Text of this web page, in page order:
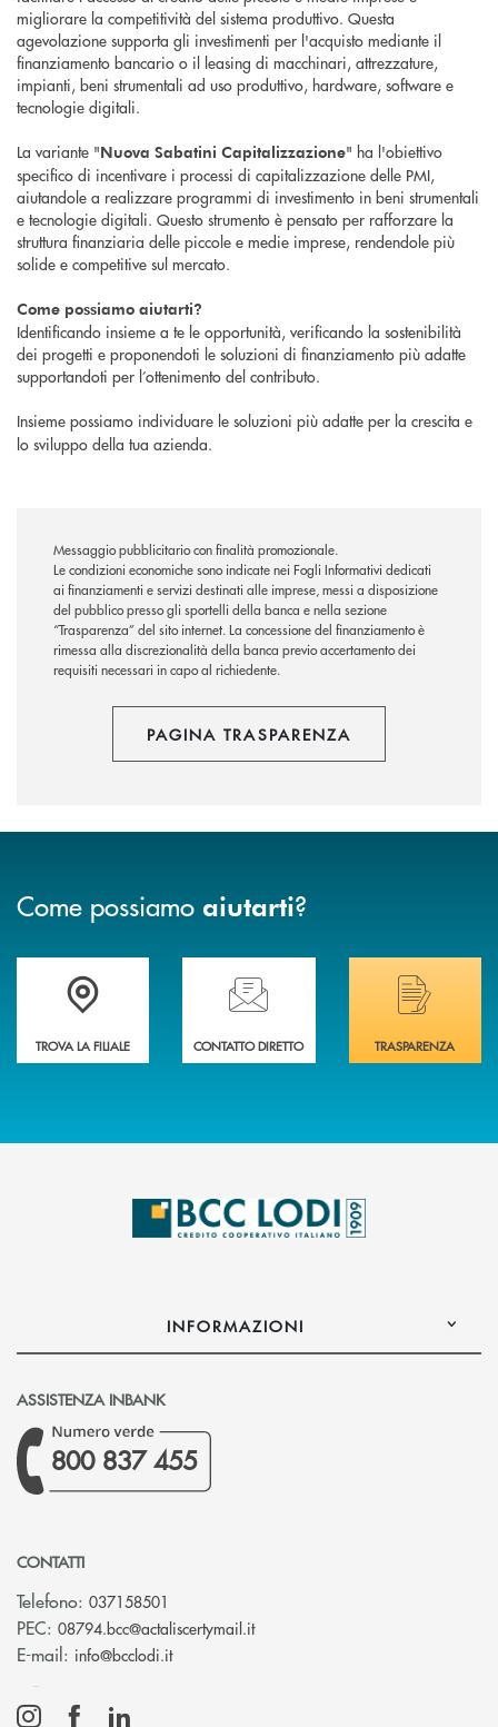
migliorare la competitività del sistema produttivo. Questa
agevolazione supporta gli investimenti per l'acquisto mediante il
finanziamento bancario o il leasing di macchinari, attrezzature,
impianti, beni strumentali ad uso produttivo, hardware, software e
tecnologie digitali.
La variante "Nuova Sabatini Capitalizzazione" ha l'obiettivo
specifico di incentivare i processi di capitalizzazione delle PMI,
aiutandole a realizzare programmi di investimento in beni strumentali
e tecnologie digitali. Questo strumento è pensato per rafforzare la
struttura finanziaria delle piccole e medie imprese, rendendole più
solide e competitive sul mercato.
Come possiamo aiutarti?
Identificando insieme a te le opportunità, verificando la sostenibilità
dei progetti e proponendoti le soluzioni di finanziamento più adatte
supportandoti per l’ottenimento del contributo.
Insieme possiamo individuare le soluzioni più adatte per la crescita e
lo sviluppo della tua azienda.
Messaggio pubblicitario con finalità promozionale.
Le condizioni economiche sono indicate nei Fogli Informativi dedicati
ai finanziamenti e servizi destinati alle imprese, messi a disposizione
del pubblico presso gli sportelli della banca e nella sezione
“Trasparenza” del sito internet. La concessione del finanziamento è
rimessa alla discrezionalità della banca previo accertamento dei
requisiti necessari in capo al richiedente.
PAGINA TRASPARENZA
Come possiamo aiutarti?
Trova la filiale più vicina a Te
TROVA LA FILIALE
Hai bisogno di assistenza immediata?
CONTATTO DIRETTO
Hai bisogno di
TRASPARENZA
INFORMAZIONI
ASSISTENZA INBANK
800 837 455
CONTATTI
Telefono: 037158501
PEC: 08794.bcc@actaliscertymail.it(si apre l’app di posta
E-mail: info@bcclodi.it(si apre l’app di posta elettronica)